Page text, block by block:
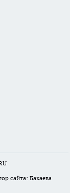
сайта: Бакаева